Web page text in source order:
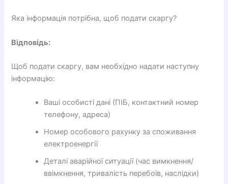
Яка інформація потрібна, щоб подати скаргу?
Відповідь:
Щоб подати скаргу, вам необхідно надати наступну
інформацію:
Ваші особисті дані (ПІБ, контактний номер
телефону, адреса)
Номер особового рахунку за споживання
електроенергії
Деталі аварійної ситуації (час вимкнення/
ввімкнення, тривалість перебоїв, наслідки)